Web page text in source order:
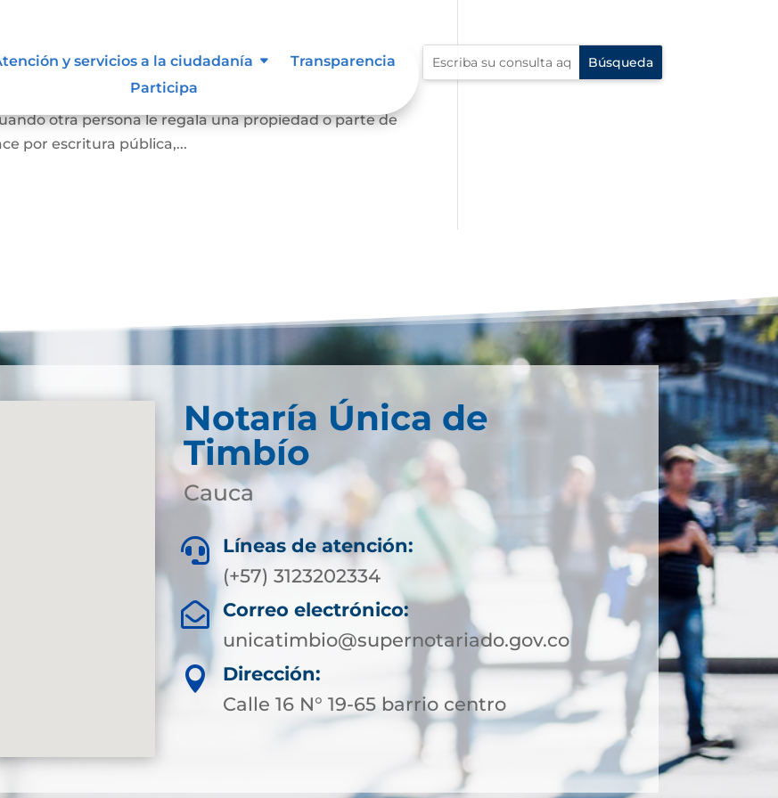
y servicios a la ciudadanía
Transparencia
Participa
persona se convierta en dueña de una vivienda, lote,
otra persona le regala una propiedad o parte de
por escritura pública,...
Notaría Única de
Timbío
Cauca

Líneas de atención:
(+57) 3123202334

Correo electrónico:
unicatimbio@supernotariado.gov.co

Dirección:
Calle 16 N° 19-65 barrio centro